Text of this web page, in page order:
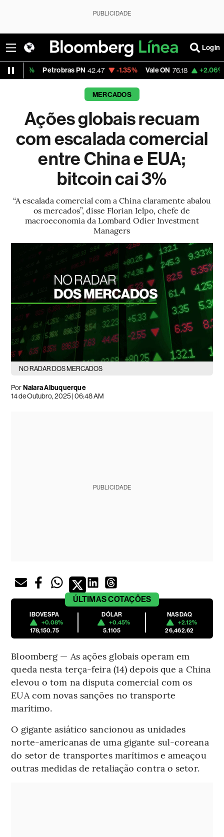
PUBLICIDADE
Login
Petrobras PN 42.47 -1.35% Vale ON 76.18 +2.06% Itaú PN
MERCADOS
Ações globais recuam
com escalada comercial
entre China e EUA;
bitcoin cai 3%
“A escalada comercial com a China claramente abalou
os mercados”, disse Florian Ielpo, chefe de
macroeconomia da Lombard Odier Investment
Managers
NO RADAR DOS MERCADOS
PorNaiara Albuquerque
14 de Outubro, 2025 | 06:48 AM
PUBLICIDADE
ÚLTIMASCOTAÇÕES
IBOVESPA
+0.08%
178,150.75
DÓLAR
+0.45%
5.1105
NASDAQ
+2.12%
26,462.62
Bloomberg — As ações globais operam em
queda nesta terça-feira (14) depois que a China
elevou o tom na disputa comercial com os
EUA com novas sanções no transporte
marítimo.
O gigante asiático sancionou as unidades
norte-americanas de uma gigante sul-coreana
do setor de transportes marítimos e ameaçou
outras medidas de retaliação contra o setor.